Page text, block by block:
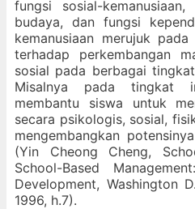
fungsi sosial-
budaya, dan fungsi
kemanusiaan merujuk
terhadap perkembangan
sosial pada berbagai
Misalnya pada tingkat
membantu siswa untuk
secara psikologis, sosial,
mengembangkan
(Yin Cheong Cheng,
School-Based
Development, Washington
1996, h.7).